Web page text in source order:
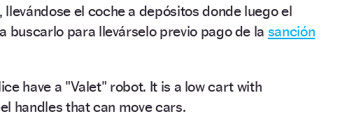
el coche a depósitos donde luego el
buscarlo para llevárselo previo pago de la sanción
have a "Valet" robot. It is a low cart with
handles that can move cars.